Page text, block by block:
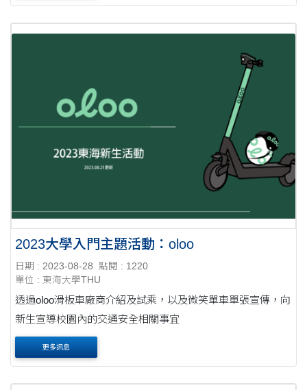
2023大學入門主題活動：oloo
日期 : 2023-08-28
點閱 : 1220
單位 : 東海大學THU
透過oloo滑板車廠商介紹及試乘，以及微笑單車單張宣傳，向
新生宣導校園內的交通安全相關事宜
更多訊息